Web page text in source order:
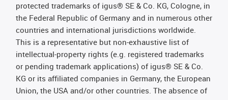
protected trademarks of igus® SE & Co. KG, Cologne, in
the Federal Republic of Germany and in numerous other
countries and international jurisdictions worldwide.
This is a representative but non-exhaustive list of
intellectual-property rights (e.g. registered trademarks
or pending trademark applications) of igus® SE & Co.
KG or its affiliated companies in Germany, the European
Union, the USA and/or other countries. The absence of